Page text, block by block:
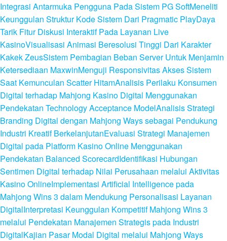
Integrasi Antarmuka Pengguna Pada Sistem PG SoftMeneliti
Keunggulan Struktur Kode Sistem Dari Pragmatic PlayDaya
Tarik Fitur Diskusi Interaktif Pada Layanan Live
KasinoVisualisasi Animasi Beresolusi Tinggi Dari Karakter
Kakek ZeusSistem Pembagian Beban Server Untuk Menjamin
Ketersediaan MaxwinMenguji Responsivitas Akses Sistem
Saat Kemunculan Scatter HitamAnalisis Perilaku Konsumen
Digital terhadap Mahjong Kasino Digital Menggunakan
Pendekatan Technology Acceptance ModelAnalisis Strategi
Branding Digital dengan Mahjong Ways sebagai Pendukung
Industri Kreatif BerkelanjutanEvaluasi Strategi Manajemen
Digital pada Platform Kasino Online Menggunakan
Pendekatan Balanced ScorecardIdentifikasi Hubungan
Sentimen Digital terhadap Nilai Perusahaan melalui Aktivitas
Kasino OnlineImplementasi Artificial Intelligence pada
Mahjong Wins 3 dalam Mendukung Personalisasi Layanan
DigitalInterpretasi Keunggulan Kompetitif Mahjong Wins 3
melalui Pendekatan Manajemen Strategis pada Industri
DigitalKajian Pasar Modal Digital melalui Mahjong Ways